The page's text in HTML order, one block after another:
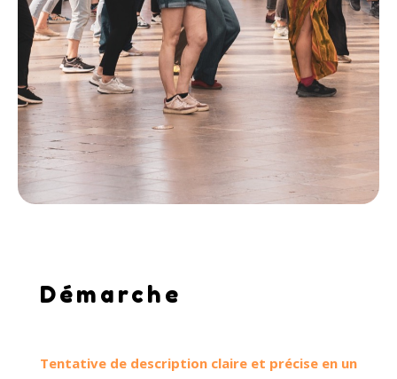
Démarche
Tentative de description claire et précise en un